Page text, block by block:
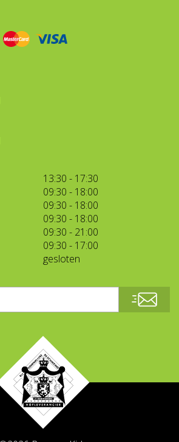
13:30 - 17:30
09:30 - 18:00
09:30 - 18:00
09:30 - 18:00
09:30 - 21:00
09:30 - 17:00
gesloten